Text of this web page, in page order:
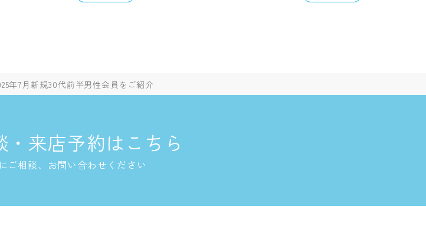
年7月新規30代前半男性会員をご紹介
・来店予約はこちら
ご相談、お問い合わせください